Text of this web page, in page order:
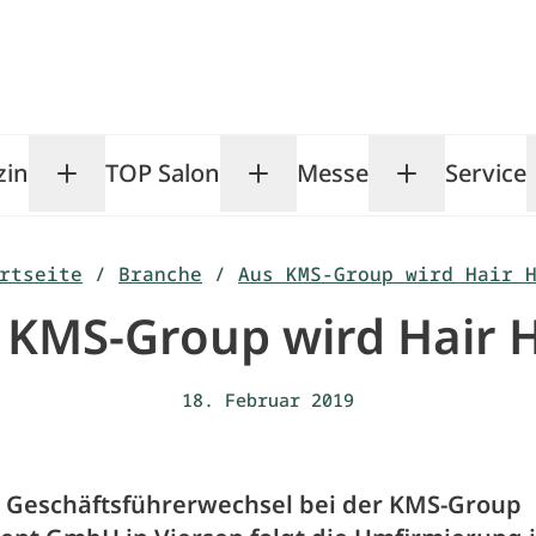
Toggle Magazin submenu
TOP Salon Toggle TOP Salon
Messe ToggleService
/ Branche / Aus KMS-Group wird Hair
Group wird Hair
18. Februar 2019
bei der KMS-Group